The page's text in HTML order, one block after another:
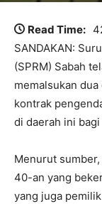
Read Time:
SANDAKAN:
(SPRM) Sabah
memalsukan
kontrak
di daerah ini
Menurut
40-an yang
yang juga